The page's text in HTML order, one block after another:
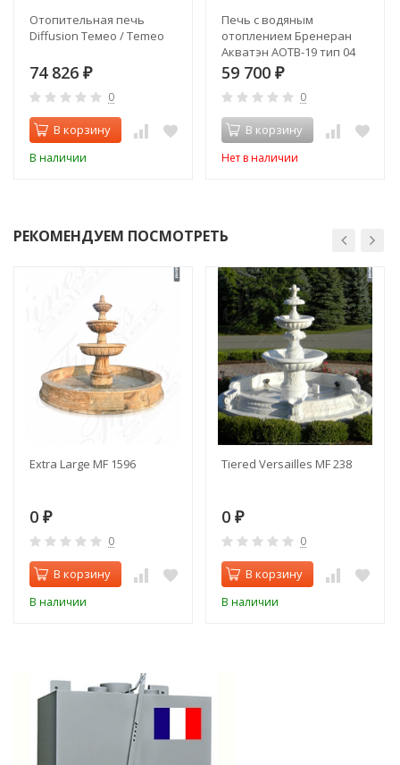
Отопительная печь
Diffusion Темео / Temeo
74 826 ₽
0
В корзину
В наличии
Печь с водяным
отоплением Бренеран
Акватэн АОТВ-19 тип 04
59 700 ₽
0
В корзину
Нет в наличии
РЕКОМЕНДУЕМ ПОСМОТРЕТЬ
Extra Large MF 1596
0 ₽
0
В корзину
В наличии
Tiered Versailles MF 238
0 ₽
0
В корзину
В наличии